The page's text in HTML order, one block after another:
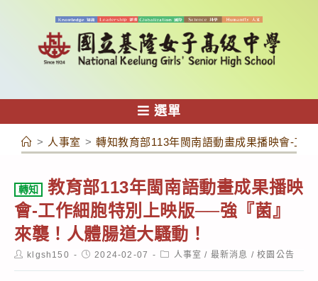
容
選單
> 人事室 > 轉知教育部113年閩南語動畫成果播映會-工
轉知
教育部113年閩南語動畫成果播映
會-工作細胞特別上映版──強『菌』
來襲！人體腸道大騷動！
Postklgsh150
Post2024-02-07
Post人事室 / 最新消息 / 校園公告